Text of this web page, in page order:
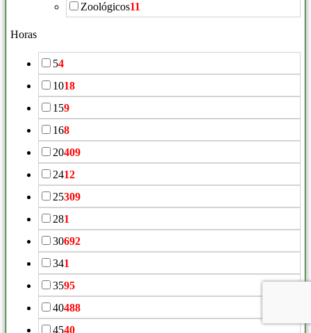
Zoológicos11
Horas
54
1018
159
168
20409
2412
25309
281
30692
341
3595
40488
4540